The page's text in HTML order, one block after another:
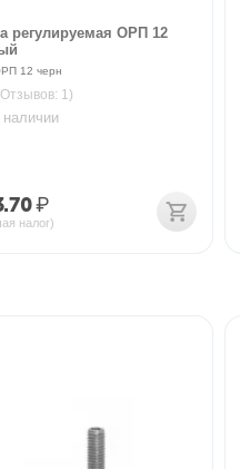
регулируемая ОРП 12
12 черн
1)
наличии
₽
налог)